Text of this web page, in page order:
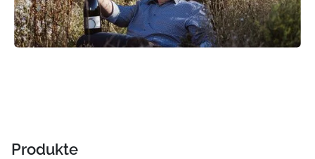
Produkte